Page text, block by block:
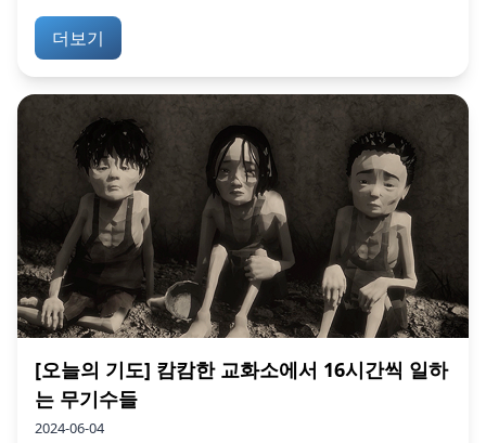
더보기
[오늘의 기도] 캄캄한 교화소에서 16시간씩 일하
는 무기수들
2024-06-04